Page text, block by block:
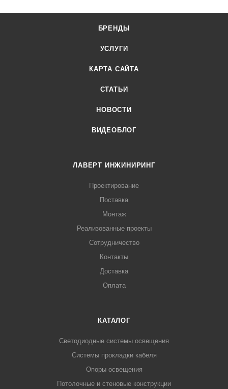
БРЕНДЫ
УСЛУГИ
КАРТА САЙТА
СТАТЬИ
НОВОСТИ
ВИДЕОБЛОГ
ЛАВЕРТ ИНЖИНИРИНГ
Проектирование
Поставка
Монтаж
Реализованные проекты
Сотрудничество
Контакты
Доставка
Оплата
КАТАЛОГ
Светодиодные системы освещения
Системы прокладки кабеля
Опоры освещения
Потолочные и стеновые конструкции